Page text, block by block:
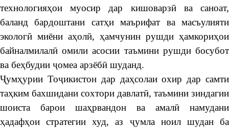
технологияҳои муосир дар кишоварзӣ ва саноат,
баланд бардоштани сатҳи маърифат ва масъулияти
экологӣ миёни аҳолӣ, ҳамчунин рушди ҳамкориҳои
байналмилалӣ омили асосии таъмини рушди босубот
ва беҳбудии ҷомеа арзёбӣ шуданд.
Ҷумҳурии Тоҷикистон дар даҳсолаи охир дар самти
таҳким бахшидани сохтори давлатӣ, таъмини зиндагии
шоиста барои шаҳрвандон ва амалӣ намудани
ҳадафҳои стратегии худ, аз ҷумла ноил шудан ба